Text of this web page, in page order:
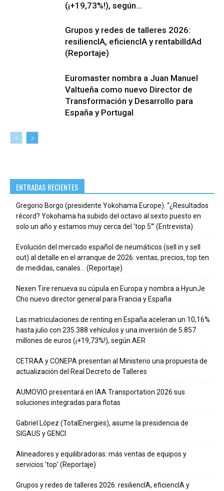
(¡+19,73%!), según...
Grupos y redes de talleres 2026:
resiliencIA, eficiencIA y rentabilIdAd
(Reportaje)
Euromaster nombra a Juan Manuel
Valtueña como nuevo Director de
Transformación y Desarrollo para
España y Portugal
ENTRADAS RECIENTES
Gregorio Borgo (presidente Yokohama Europe): “¿Resultados
récord? Yokohama ha subido del octavo al sexto puesto en
solo un año y estamos muy cerca del ‘top 5’” (Entrevista)
Evolución del mercado español de neumáticos (sell in y sell
out) al detalle en el arranque de 2026: ventas, precios, top ten
de medidas, canales… (Reportaje)
Nexen Tire renueva su cúpula en Europa y nombra a HyunJe
Cho nuevo director general para Francia y España
Las matriculaciones de renting en España aceleran un 10,16%
hasta julio con 235.388 vehículos y una inversión de 5.857
millones de euros (¡+19,73%!), según AER
CETRAA y CONEPA presentan al Ministerio una propuesta de
actualización del Real Decreto de Talleres
AUMOVIO presentará en IAA Transportation 2026 sus
soluciones integradas para flotas
Gabriel López (TotalEnergies), asume la presidencia de
SIGAUS y GENCI
Alineadores y equilibradoras: más ventas de equipos y
servicios ‘top’ (Reportaje)
Grupos y redes de talleres 2026: resiliencIA, eficiencIA y